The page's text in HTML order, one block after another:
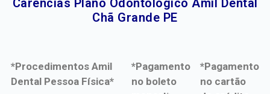
Carências Plano Odontológico Amil Dental
Chã Grande PE​
*Procedimentos Amil
Dental Pessoa Física*
*Pagamento
no boleto
*Pagamento
no cartão